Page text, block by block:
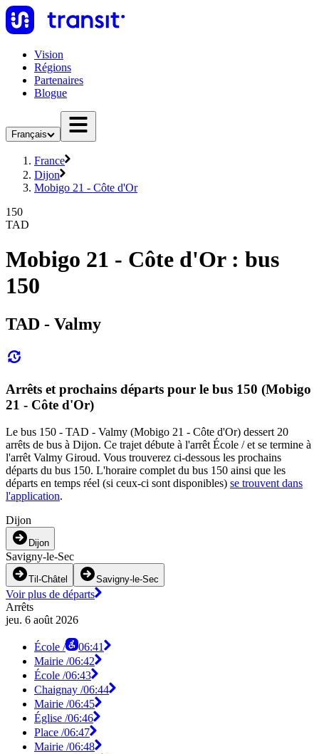
Vision
Régions
Partenaires
Blogue
Français
France
Dijon
Mobigo 21 - Côte d'Or
150
TAD
Mobigo 21 - Côte d'Or : bus
150
TAD - Valmy
Arrêts et prochains départs pour le bus 150 (Mobigo
21 - Côte d'Or)
Le bus 150 - TAD - Valmy (Mobigo 21 - Côte d'Or) dessert 20
arrêts de bus à Dijon. Ce trajet débute à l'arrêt École / et se termine à
l'arrêt Valmy Giroud. Vous trouverez ci-dessous les prochains
départs du bus 150. L'horaire complet du bus 150 ainsi que les
départs en temps réel (si ceux-ci sont disponibles) se trouvent dans
l'application.
Dijon
Dijon
Savigny-le-Sec
Til-Châtel Savigny-le-Sec
Voir plus de départs
Arrêts
jeu. 6 août 2026
École /
06:41
Mairie /06:42
École /06:43
Chaignay /06:44
Mairie /06:45
Église /06:46
Place /06:47
Mairie /06:48